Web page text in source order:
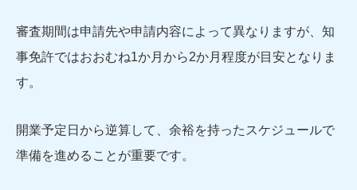
審査期間は申請先や申請内容によって異なりますが、知
事免許ではおおむね1か月から2か月程度が目安となりま
す。
開業予定日から逆算して、余裕を持ったスケジュールで
準備を進めることが重要です。